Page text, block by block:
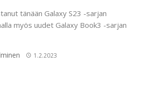
tänään Galaxy S23 -sarjan
myös uudet Galaxy Book3 -sarjan
1.2.2023